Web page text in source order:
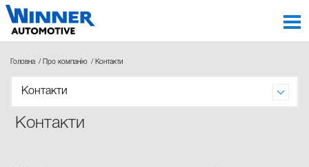
Головна Про компанію Контакти
Контакти
Контакти